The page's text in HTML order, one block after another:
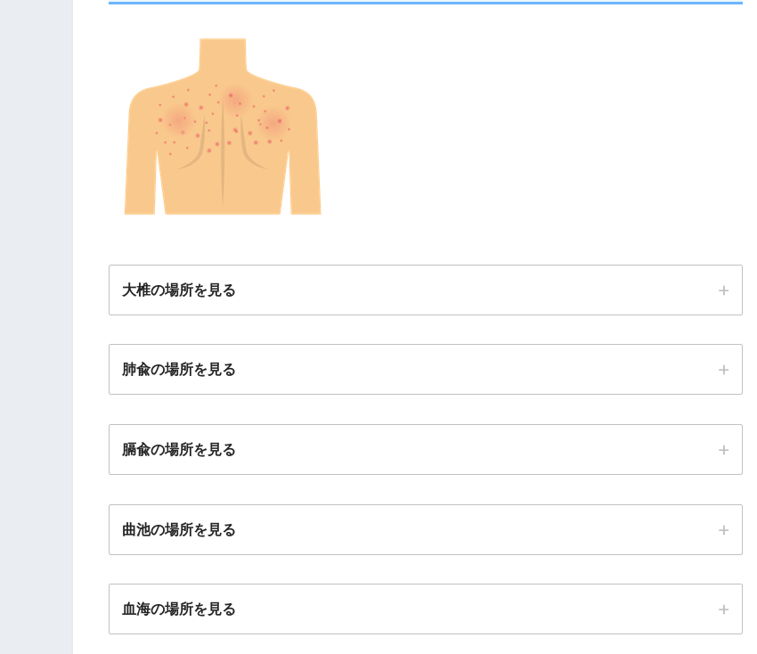
大椎の場所を見る
肺兪の場所を見る
膈兪の場所を見る
曲池の場所を見る
血海の場所を見る